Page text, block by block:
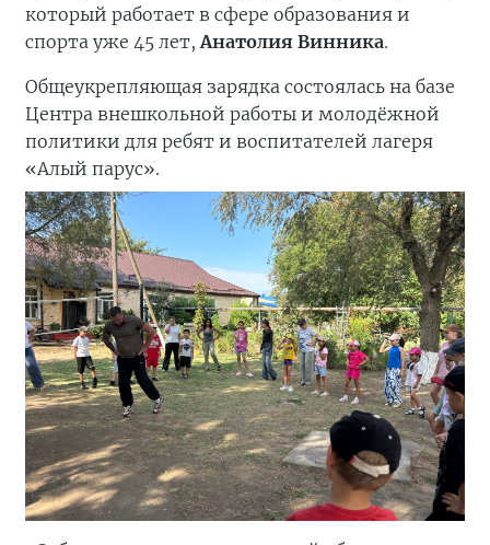
который работает в сфере образования и
спорта уже 45 лет, Анатолия Винника.
Общеукрепляющая зарядка состоялась на базе
Центра внешкольной работы и молодёжной
политики для ребят и воспитателей лагеря
«Алый парус».